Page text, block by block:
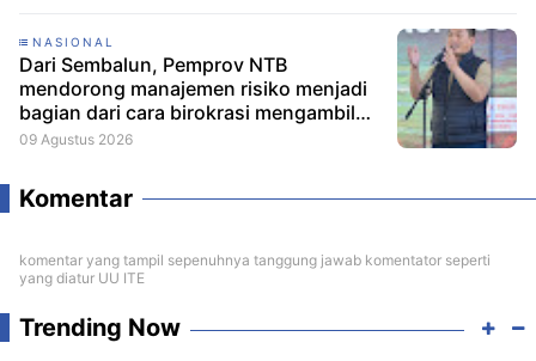
NASIONAL
Dari Sembalun, Pemprov NTB
mendorong manajemen risiko menjadi
bagian dari cara birokrasi mengambil
keputusan.
09 Agustus 2026
Komentar
komentar yang tampil sepenuhnya tanggung jawab komentator seperti
yang diatur UU ITE
Trending Now